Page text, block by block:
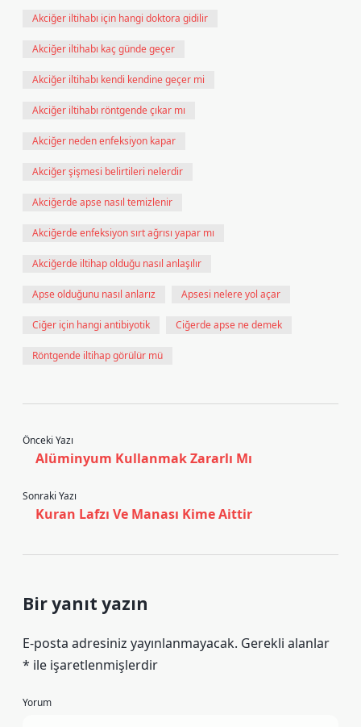
Akciğer iltihabı için hangi doktora gidilir
Akciğer iltihabı kaç günde geçer
Akciğer iltihabı kendi kendine geçer mi
Akciğer iltihabı röntgende çıkar mı
Akciğer neden enfeksiyon kapar
Akciğer şişmesi belirtileri nelerdir
Akciğerde apse nasıl temizlenir
Akciğerde enfeksiyon sırt ağrısı yapar mı
Akciğerde iltihap olduğu nasıl anlaşılır
Apse olduğunu nasıl anlarız Apsesi nelere yol açar
Ciğer için hangi antibiyotik Ciğerde apse ne demek
Röntgende iltihap görülür mü
Önceki Yazı
Alüminyum Kullanmak Zararlı Mı
Sonraki Yazı
Kuran Lafzı Ve Manası Kime Aittir
Bir yanıt yazın
E-posta adresiniz yayınlanmayacak. Gerekli alanlar
* ile işaretlenmişlerdir
Yorum